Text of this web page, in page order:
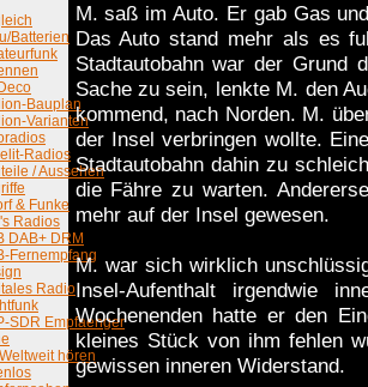
Batterien
Bauplan
Varianten
Radios
/ Aussehen
& Funke
Radios
DAB+ DRM
Fernempfang
Radio
SDR Empfaenger
hören
M. saß im Auto. Er gab Gas
Das Auto stand mehr als es
Stadtautobahn war der Grund
Sache zu sein, lenkte M. den
kommend, nach Norden. M.
der Insel verbringen wollte.
Stadtautobahn dahin zu
die Fähre zu warten.
mehr auf der Insel gewesen.
M. war sich wirklich
Insel-Aufenthalt irgendwie
Wochenenden hatte er den
kleines Stück von ihm fehlen
gewissen inneren Widerstand.